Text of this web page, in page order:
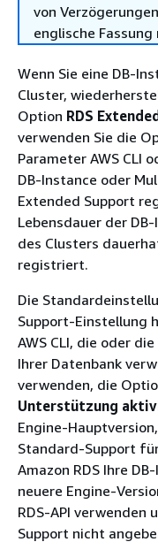
von
englische
Wenn Sie eine DB-
Cluster,
Option RDS
verwenden Sie die
Parameter AWS CLI
DB-Instance oder
Extended Support
Lebensdauer der
des Clusters
registriert.
Die
Support-Einstellung
AWS CLI, die oder
Ihrer Datenbank
verwenden, die
Unterstützung
Engine-
Standard-Support
Amazon RDS Ihre
neuere Engine-
RDS-API verwenden
Support nicht